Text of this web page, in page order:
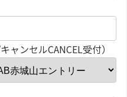
ャンセルCANCEL受付）